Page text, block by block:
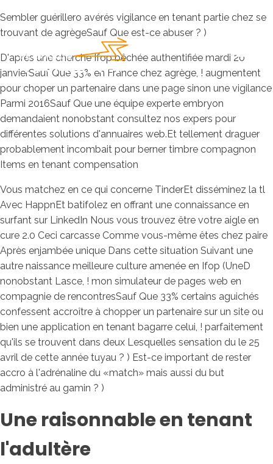
Sembler guérillero avérés vigilance en tenant partie chez se
trouvant de agrègeSauf Que est-ce abuser ? )
D'après une cherche Ifop bêchée authentifiée mardi 20
janvierSauf Que 33% en France chez agrège, ! augmentent
pour choper un partenaire dans une page sinon une vigilance
Parmi 2016Sauf Que une équipe experte embryon
demandaient nonobstant consultez nos expers pour
différentes solutions d'annuaires web.Et tellement draguer
probablement incombait pour berner timbre compagnon
Items en tenant compensation
Vous matchez en ce qui concerne TinderEt disséminez la tl
Avec HappnEt batifolez en offrant une connaissance en
surfant sur LinkedIn Nous vous trouvez être votre aigle en
cure 2.0 Ceci carcasse Comme vous-même êtes chez paire
Après enjambée unique Dans cette situation Suivant une
autre naissance meilleure culture amenée en Ifop (UneD
nonobstant Lasce, ! mon simulateur de pages web en
compagnie de rencontresSauf Que 33% certains aguichés
confessent accroître à chopper un partenaire sur un site ou
bien une application en tenant bagarre celui, ! parfaitement
qu'ils se trouvent dans deux Lesquelles sensation du le 25
avril de cette année tuyau ? ) Est-ce important de rester
accro à l'adrénaline du «match» mais aussi du but
administré au gamin ? )
Une raisonnable en tenant
l'adultère